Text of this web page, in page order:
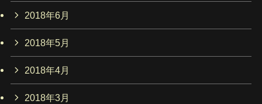
2018年6月
2018年5月
2018年4月
2018年3月